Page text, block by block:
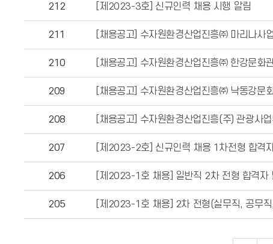
212 [제2023-3호] 신규인력 채용 시행 알림
211 [채용공고] 수자원환경산업진흥㈜ 마리나사
210 [채용공고] 수자원환경산업진흥㈜ 한강문화
209 [채용공고] 수자원환경산업진흥㈜ 낙동강문
208 [채용공고] 수자원환경산업진흥(주) 관광사
207 [제2023-2호] 신규인력 채용 1차전형 합격
206 [제2023-1호 채용] 일반직 2차 전형 합격자
205 [제2023-1호 채용] 2차 전형(실무직, 공무